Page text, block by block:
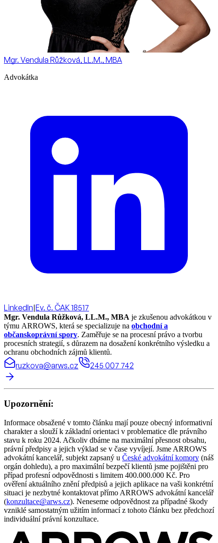
Mgr. Vendula Růžková, LL.M., MBA
Advokátka
LinkedIn|Ev. č. ČAK 18517
Mgr. Vendula Růžková, LL.M., MBA je zkušenou advokátkou v
týmu ARROWS, která se specializuje na obchodní a
občanskoprávní spory. Zaměřuje se na procesní právo a tvorbu
procesních strategií, s důrazem na dosažení konkrétního výsledku a
ochranu obchodních zájmů klientů.
ruzkova@arws.cz 245 007 742
Upozornění:
Informace obsažené v tomto článku mají pouze obecný informativní
charakter a slouží k základní orientaci v problematice dle právního
stavu k roku 2024. Ačkoliv dbáme na maximální přesnost obsahu,
právní předpisy a jejich výklad se v čase vyvíjejí. Jsme ARROWS
advokátní kancelář, subjekt zapsaný u České advokátní komory (náš
orgán dohledu), a pro maximální bezpečí klientů jsme pojištěni pro
případ profesní odpovědnosti s limitem 400.000.000 Kč. Pro
ověření aktuálního znění předpisů a jejich aplikace na vaši konkrétní
situaci je nezbytné kontaktovat přímo ARROWS advokátní kancelář
(konzultace@arws.cz). Neneseme odpovědnost za případné škody
vzniklé samostatným užitím informací z tohoto článku bez předchozí
individuální právní konzultace.